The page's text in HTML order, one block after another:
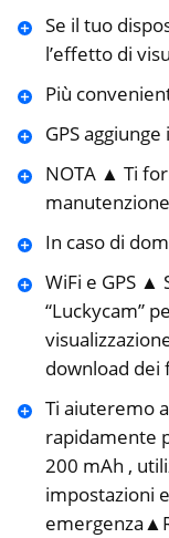
Se il tuo
l’effetto di
Più
GPS
NOTA ▲ Ti
In caso di
WiFi e GPS ▲
“Luckycam”
download dei
Ti aiuteremo
rapidamente
200 mAh ,
impostazioni